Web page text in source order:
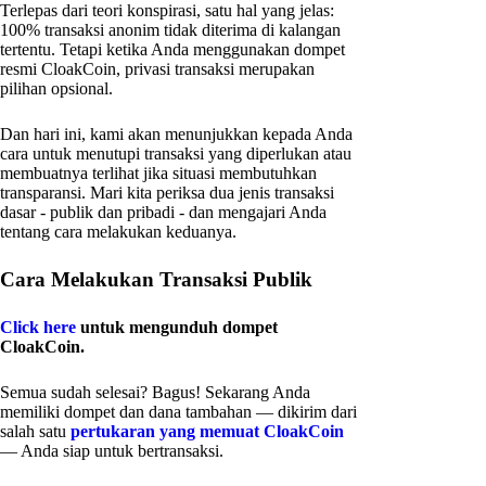
Terlepas dari teori konspirasi, satu hal yang jelas:
100% transaksi anonim tidak diterima di kalangan
tertentu. Tetapi ketika Anda menggunakan dompet
resmi CloakCoin, privasi transaksi merupakan
pilihan opsional.
Dan hari ini, kami akan menunjukkan kepada Anda
cara untuk menutupi transaksi yang diperlukan atau
membuatnya terlihat jika situasi membutuhkan
transparansi. Mari kita periksa dua jenis transaksi
dasar - publik dan pribadi - dan mengajari Anda
tentang cara melakukan keduanya.
Cara Melakukan Transaksi Publik
Click here untuk mengunduh dompet
CloakCoin.
Semua sudah selesai? Bagus! Sekarang Anda
memiliki dompet dan dana tambahan — dikirim dari
salah satu pertukaran yang memuat CloakCoin
— Anda siap untuk bertransaksi.